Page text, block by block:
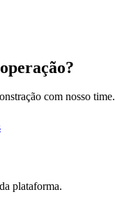
com nosso time.
plataforma.